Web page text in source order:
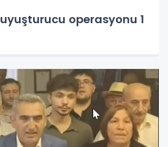
operasyonu 1